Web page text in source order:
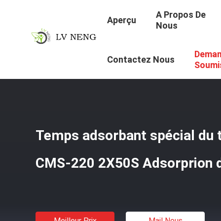
Aperçu
A Propos De
Nous
Contactez Nous
Tamis Moléculaire De Carbone /
Temps adsorbant spécial du
CMS-220 2X50S Adsorprion